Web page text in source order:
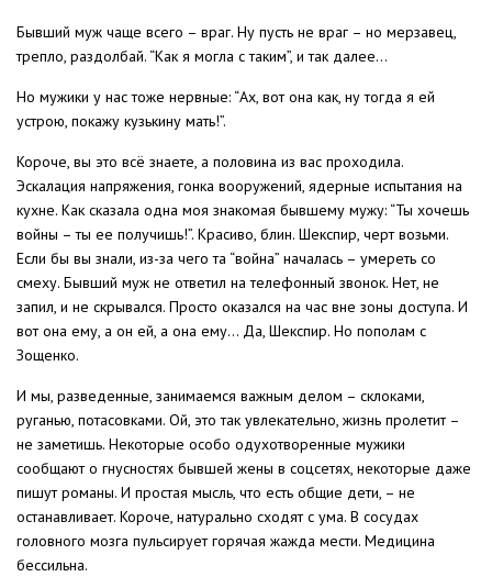
Бывший муж чаще всего – враг. Ну пусть не враг – но мерзавец,
трепло, раздолбай. “Как я могла с таким”, и так далее…
Но мужики у нас тоже нервные: “Ах, вот она как, ну тогда я ей
устрою, покажу кузькину мать!”.
Короче, вы это всё знаете, а половина из вас проходила.
Эскалация напряжения, гонка вооружений, ядерные испытания на
кухне. Как сказала одна моя знакомая бывшему мужу: “Ты хочешь
войны – ты ее получишь!”. Красиво, блин. Шекспир, черт возьми.
Если бы вы знали, из-за чего та “война” началась – умереть со
смеху. Бывший муж не ответил на телефонный звонок. Нет, не
запил, и не скрывался. Просто оказался на час вне зоны доступа. И
вот она ему, а он ей, а она ему… Да, Шекспир. Но пополам с
Зощенко.
И мы, разведенные, занимаемся важным делом – склоками,
руганью, потасовками. Ой, это так увлекательно, жизнь пролетит –
не заметишь. Некоторые особо одухотворенные мужики
сообщают о гнусностях бывшей жены в соцсетях, некоторые даже
пишут романы. И простая мысль, что есть общие дети, – не
останавливает. Короче, натурально сходят с ума. В сосудах
головного мозга пульсирует горячая жажда мести. Медицина
бессильна.